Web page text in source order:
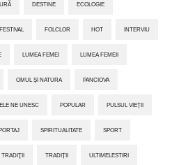
DESTINE ECOLOGIE
FESTIVAL FOLCLOR HOT INTERVIU
LUMEA FEMEI LUMEA FEMEII
OMUL ȘI NATURA PANCIOVA
NE UNESC POPULAR PULSUL VIEȚII
SPIRITUALITATE SPORT
TRADIŢII TRADIȚII ULTIMELESTIRI